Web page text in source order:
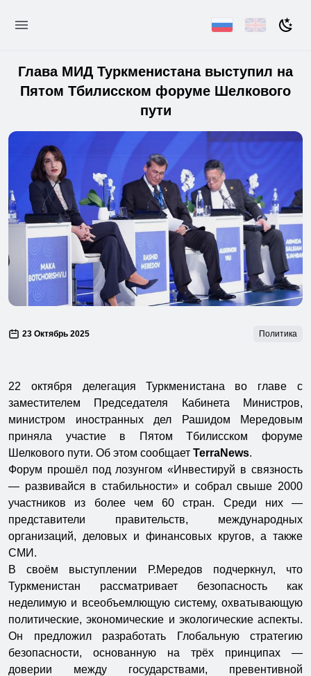
Глава МИД Туркменистана выступил на
Пятом Тбилисском форуме Шелкового
пути
23 Октябрь 2025 Политика
22 октября делегация Туркменистана во главе с
заместителем Председателя Кабинета Министров,
министром иностранных дел Рашидом Мередовым
приняла участие в Пятом Тбилисском форуме
Шелкового пути. Об этом сообщает TerraNews.
Форум прошёл под лозунгом «Инвестируй в связность
— развивайся в стабильности» и собрал свыше 2000
участников из более чем 60 стран. Среди них —
представители правительств, международных
организаций, деловых и финансовых кругов, а также
СМИ.
В своём выступлении Р.Мередов подчеркнул, что
Туркменистан рассматривает безопасность как
неделимую и всеобъемлющую систему, охватывающую
политические, экономические и экологические аспекты.
Он предложил разработать Глобальную стратегию
безопасности, основанную на трёх принципах —
доверии между государствами, превентивной